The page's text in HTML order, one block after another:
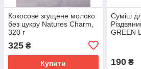
Кокосове згущене молоко
без цукру Natures Charm,
320 г
325 ₴
Купити
Суміш
GREEN
190₴